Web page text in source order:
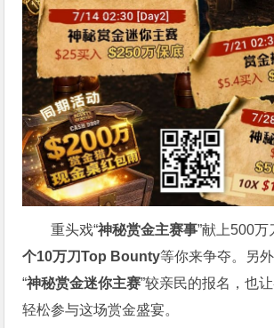
重头戏“神秘赏金主赛事”献上500
个10万刀Top Bounty等你来争夺。另外
“神秘赏金迷你主赛”较亲民的报名，也
轻松参与这场赏金盛宴。